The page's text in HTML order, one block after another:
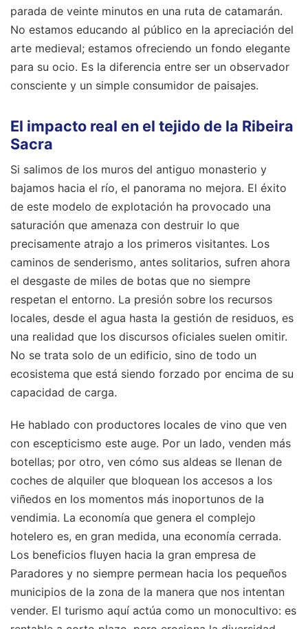
parada de veinte minutos en una ruta de catamarán.
No estamos educando al público en la apreciación del
arte medieval; estamos ofreciendo un fondo elegante
para su ocio. Es la diferencia entre ser un observador
consciente y un simple consumidor de paisajes.
El impacto real en el tejido de la Ribeira
Sacra
Si salimos de los muros del antiguo monasterio y
bajamos hacia el río, el panorama no mejora. El éxito
de este modelo de explotación ha provocado una
saturación que amenaza con destruir lo que
precisamente atrajo a los primeros visitantes. Los
caminos de senderismo, antes solitarios, sufren ahora
el desgaste de miles de botas que no siempre
respetan el entorno. La presión sobre los recursos
locales, desde el agua hasta la gestión de residuos, es
una realidad que los discursos oficiales suelen omitir.
No se trata solo de un edificio, sino de todo un
ecosistema que está siendo forzado por encima de su
capacidad de carga.
He hablado con productores locales de vino que ven
con escepticismo este auge. Por un lado, venden más
botellas; por otro, ven cómo sus aldeas se llenan de
coches de alquiler que bloquean los accesos a los
viñedos en los momentos más inoportunos de la
vendimia. La economía que genera el complejo
hotelero es, en gran medida, una economía cerrada.
Los beneficios fluyen hacia la gran empresa de
Paradores y no siempre permean hacia los pequeños
municipios de la zona de la manera que nos intentan
vender. El turismo aquí actúa como un monocultivo: es